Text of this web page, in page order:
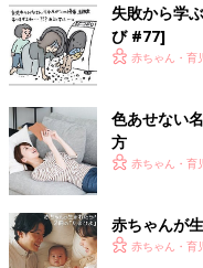
失敗から学
び #77]
赤ちゃん・育
色あせない
方
赤ちゃん・育
赤ちゃんが
赤ちゃん・育